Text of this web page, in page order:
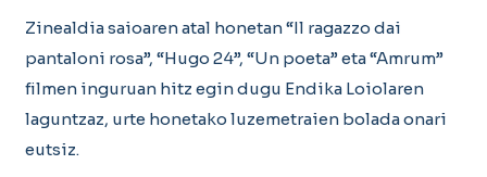
Zinealdia saioaren atal honetan “Il ragazzo dai
pantaloni rosa”, “Hugo 24”, “Un poeta” eta “Amrum”
filmen inguruan hitz egin dugu Endika Loiolaren
laguntzaz, urte honetako luzemetraien bolada onari
eutsiz.